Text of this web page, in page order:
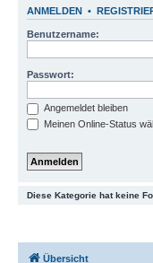
ANMELDEN •
Benutzername:
Passwort:
Angemeldet bleiben
Meinen Online-Status
Diese Kategorie hat keine
Übersicht